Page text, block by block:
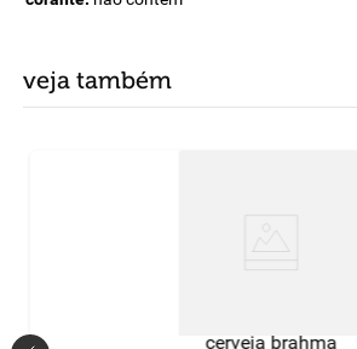
veja também
cerveja brahma